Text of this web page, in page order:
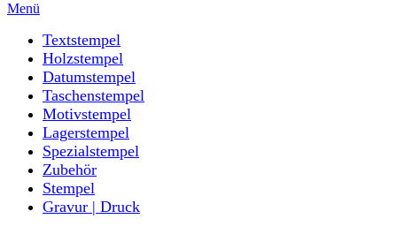
Menü
Textstempel
Holzstempel
Datumstempel
Taschenstempel
Motivstempel
Lagerstempel
Spezialstempel
Zubehör
Stempel
Gravur | Druck